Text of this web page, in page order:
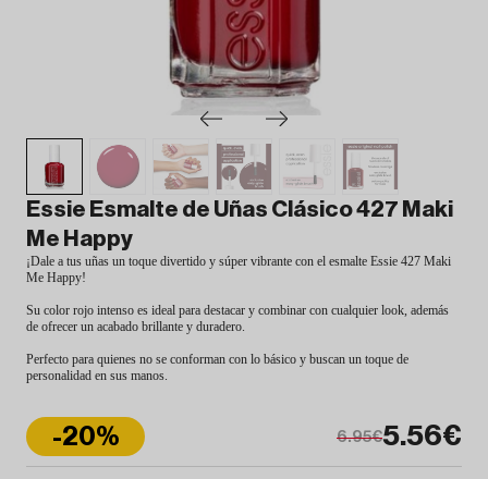
Essie Esmalte de Uñas Clásico 427 Maki
Me Happy
¡Dale a tus uñas un toque divertido y súper vibrante con el esmalte Essie 427 Maki
Me Happy!
Su color rojo intenso es ideal para destacar y combinar con cualquier look, además
de ofrecer un acabado brillante y duradero.
Perfecto para quienes no se conforman con lo básico y buscan un toque de
personalidad en sus manos.
5.56€
-20% 6.95€